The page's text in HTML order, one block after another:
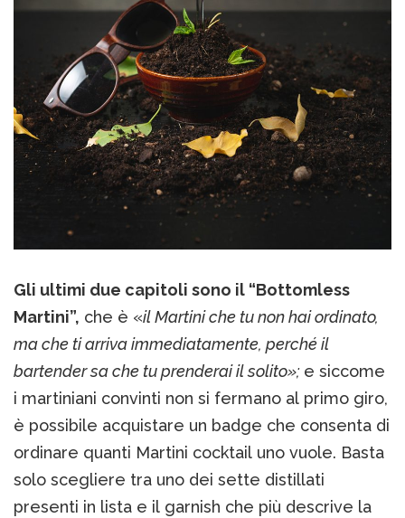
Gli ultimi due capitoli sono il “Bottomless
Martini”, che è «il Martini che tu non hai ordinato,
ma che ti arriva immediatamente, perché il
bartender sa che tu prenderai il solito»; e siccome
i martiniani convinti non si fermano al primo giro,
è possibile acquistare un badge che consenta di
ordinare quanti Martini cocktail uno vuole. Basta
solo scegliere tra uno dei sette distillati
presenti in lista e il garnish che più descrive la